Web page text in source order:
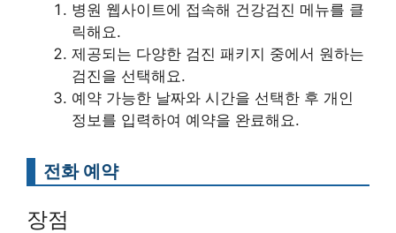
병원 웹사이트에 접속해 건강검진 메뉴를 클
릭해요.
제공되는 다양한 검진 패키지 중에서 원하는
검진을 선택해요.
예약 가능한 날짜와 시간을 선택한 후 개인
정보를 입력하여 예약을 완료해요.
전화 예약
장점